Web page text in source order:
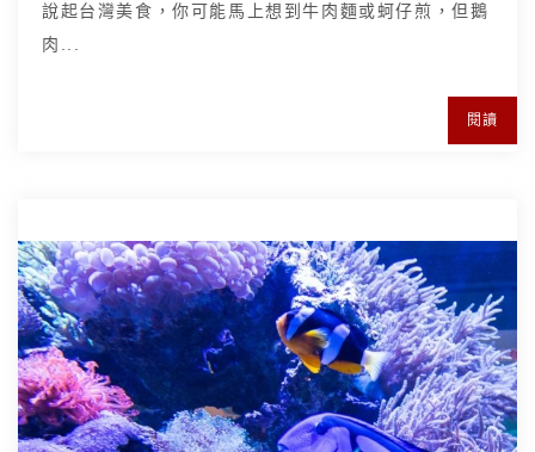
說起台灣美食，你可能馬上想到牛肉麵或蚵仔煎，但鵝
肉...
閱讀